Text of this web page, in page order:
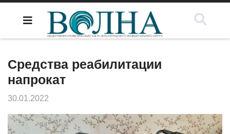
Средства реабилитации
напрокат
30.01.2022